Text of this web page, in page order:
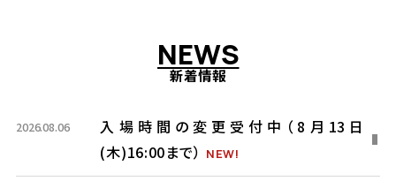
を選択された方は、お支払い忘れのないようご注意
め、顔認証による本人確認を行っています。そのた
め、公式リセールを経由しない形でのチケット譲渡
NEWS
新着情報
2026.08.06
入場時間の変更受付中（8月13日
(木)16:00まで）